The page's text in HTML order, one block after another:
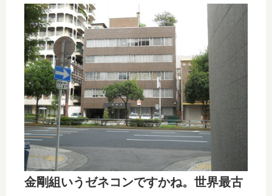
金剛組いうゼネコンですかね。世界最古